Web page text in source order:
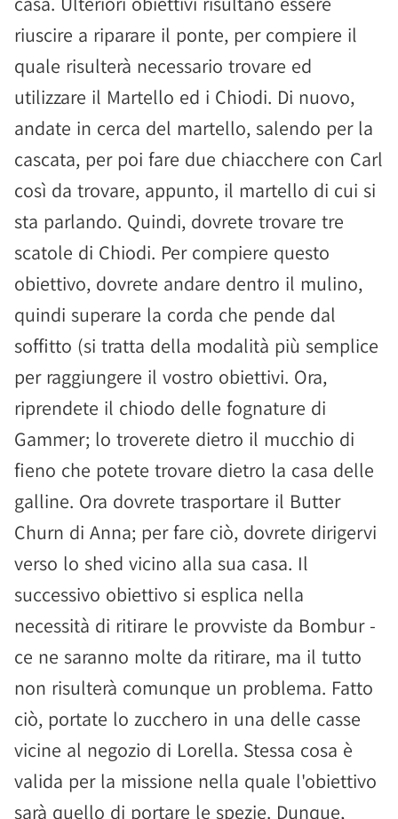
riuscire a riparare il ponte, per compiere il
quale risulterà necessario trovare ed
utilizzare il Martello ed i Chiodi. Di nuovo,
andate in cerca del martello, salendo per la
cascata, per poi fare due chiacchere con Carl
così da trovare, appunto, il martello di cui si
sta parlando. Quindi, dovrete trovare tre
scatole di Chiodi. Per compiere questo
obiettivo, dovrete andare dentro il mulino,
quindi superare la corda che pende dal
soffitto (si tratta della modalità più semplice
per raggiungere il vostro obiettivi. Ora,
riprendete il chiodo delle fognature di
Gammer; lo troverete dietro il mucchio di
fieno che potete trovare dietro la casa delle
galline. Ora dovrete trasportare il Butter
Churn di Anna; per fare ciò, dovrete dirigervi
verso lo shed vicino alla sua casa. Il
successivo obiettivo si esplica nella
necessità di ritirare le provviste da Bombur -
ce ne saranno molte da ritirare, ma il tutto
non risulterà comunque un problema. Fatto
ciò, portate lo zucchero in una delle casse
vicine al negozio di Lorella. Stessa cosa è
valida per la missione nella quale l'obiettivo
sarà quello di portare le spezie. Dunque,